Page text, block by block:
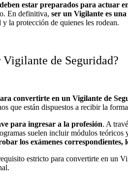
deben estar preparados para actuar
En definitiva, ser un Vigilante es
la protección de quienes les rodean.
Vigilante de Seguridad?
convertirte en un Vigilante de
que están dispuestos a recibir la
para ingresar a la profesión. A
suelen incluir módulos
los exámenes correspondientes,
estricto para convertirte en